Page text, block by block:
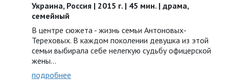
Украина, Россия | 2015 г. | 45 мин. | драма,
семейный
В центре сюжета - жизнь семьи Антоновых-
Тереховых. В каждом поколении девушка из этой
семьи выбирала себе нелегкую судьбу офицерской
жены...
подробнее